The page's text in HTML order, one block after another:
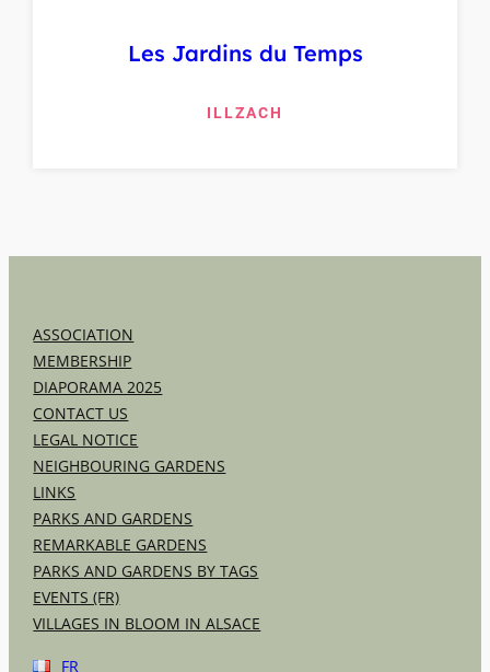
Les Jardins du Temps
ILLZACH
ASSOCIATION
MEMBERSHIP
DIAPORAMA 2025
CONTACT US
LEGAL NOTICE
NEIGHBOURING GARDENS
LINKS
PARKS AND GARDENS
REMARKABLE GARDENS
PARKS AND GARDENS BY TAGS
EVENTS (FR)
VILLAGES IN BLOOM IN ALSACE
FR